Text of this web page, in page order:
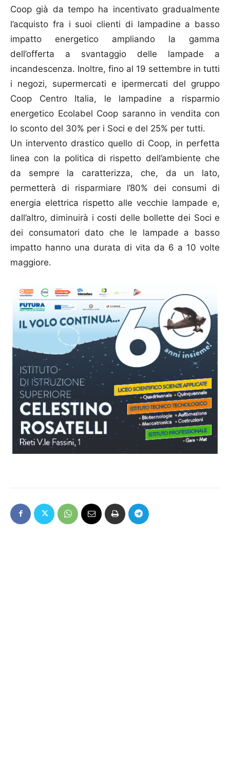
Coop già da tempo ha incentivato gradualmente
l’acquisto fra i suoi clienti di lampadine a basso
impatto energetico ampliando la gamma
dell’offerta a svantaggio delle lampade a
incandescenza. Inoltre, fino al 19 settembre in tutti
i negozi, supermercati e ipermercati del gruppo
Coop Centro Italia, le lampadine a risparmio
energetico Ecolabel Coop saranno in vendita con
lo sconto del 30% per i Soci e del 25% per tutti.
Un intervento drastico quello di Coop, in perfetta
linea con la politica di rispetto dell’ambiente che
da sempre la caratterizza, che, da un lato,
permetterà di risparmiare l’80% dei consumi di
energia elettrica rispetto alle vecchie lampade e,
dall’altro, diminuirà i costi delle bollette dei Soci e
dei consumatori dato che le lampade a basso
impatto hanno una durata di vita da 6 a 10 volte
maggiore.